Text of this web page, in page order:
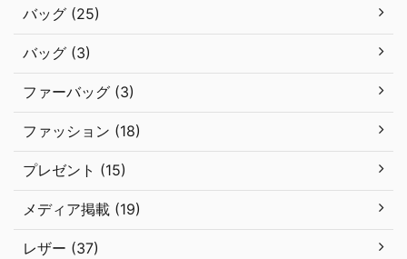
バッグ (25)
バッグ (3)
ファーバッグ (3)
ファッション (18)
プレゼント (15)
メディア掲載 (19)
レザー (37)